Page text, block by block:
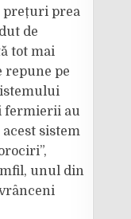
prețuri prea
de
tot mai
repune pe
fermierii au
sistem
unul din